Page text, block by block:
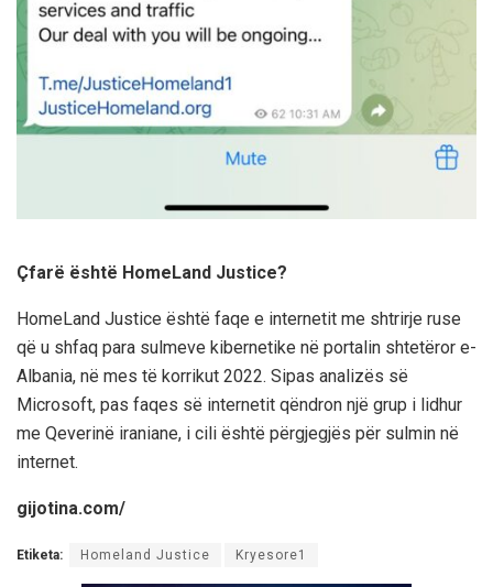
Çfarë është HomeLand Justice?
HomeLand Justice është faqe e internetit me shtrirje ruse
që u shfaq para sulmeve kibernetike në portalin shtetëror e-
Albania, në mes të korrikut 2022. Sipas analizës së
Microsoft, pas faqes së internetit qëndron një grup i lidhur
me Qeverinë iraniane, i cili është përgjegjës për sulmin në
internet.
gijotina.com/
Etiketa: Homeland Justice Kryesore1